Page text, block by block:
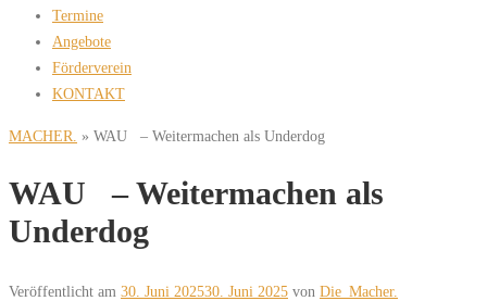
Termine
Angebote
Förderverein
KONTAKT
MACHER. » WAU – Weitermachen als Underdog
WAU – Weitermachen als
Underdog
Veröffentlicht am 30. Juni 202530. Juni 2025 von Die_Macher.